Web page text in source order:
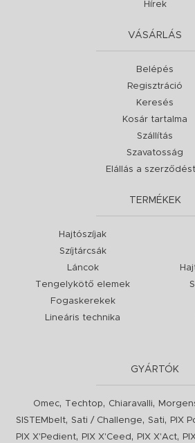
Hírek
VÁSÁRLÁS
Belépés
Regisztráció
Keresés
Kosár tartalma
Szállítás
Szavatosság
Elállás a
TERMÉKEK
Hajtószíjak
Szíjtárcsák
Láncok
Tengelykötő elemek
Fogaskerekek
Lineáris technika
GYÁRTÓK
Omec, Techtop, Chiaravalli,
SISTEMbelt, Sati / Challenge, Sati, PIX
PIX X'Pedient, PIX X'Ceed , PIX X'Act,